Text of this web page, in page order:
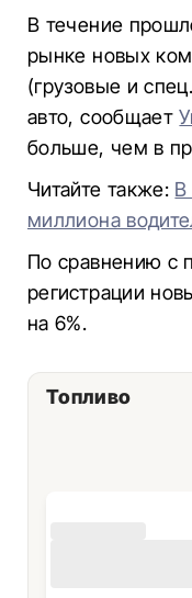
В течение
рынке новых
(грузовые и
авто, сообщает
больше, чем в
Читайте также: В
миллиона
По сравнению с
регистрации
на 6%.
Топливо